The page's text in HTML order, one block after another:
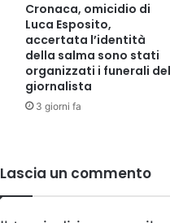
Cronaca, omicidio di
Luca Esposito,
accertata l’identità
della salma sono stati
organizzati i funerali del
giornalista
3 giorni fa
Lascia un commento